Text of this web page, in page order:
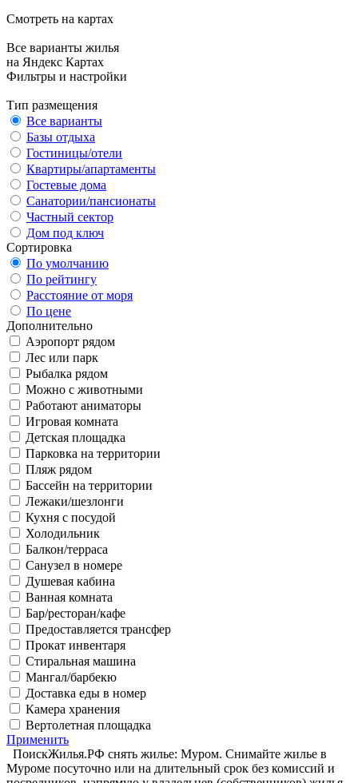
Смотреть на картах
Все варианты жилья
на Яндекс Картах
Фильтры и настройки
Тип размещения
Все варианты
Базы отдыха
Гостиницы/отели
Квартиры/апартаменты
Гостевые дома
Санатории/пансионаты
Частный сектор
Дом под ключ
Сортировка
По умолчанию
По рейтингу
Расстояние от моря
По цене
Дополнительно
Аэропорт рядом
Лес или парк
Рыбалка рядом
Можно с животными
Работают аниматоры
Игровая комната
Детская площадка
Парковка на территории
Пляж рядом
Бассейн на территории
Лежаки/шезлонги
Кухня с посудой
Холодильник
Балкон/терраса
Санузел в номере
Душевая кабина
Ванная комната
Бар/ресторан/кафе
Предоставляется трансфер
Прокат инвентаря
Стиральная машина
Мангал/барбекю
Доставка еды в номер
Камера хранения
Вертолетная площадка
Применить
ПоискЖилья.РФ снять жилье: Муром. Снимайте жилье в
Муроме посуточно или на длительный срок без комиссий и